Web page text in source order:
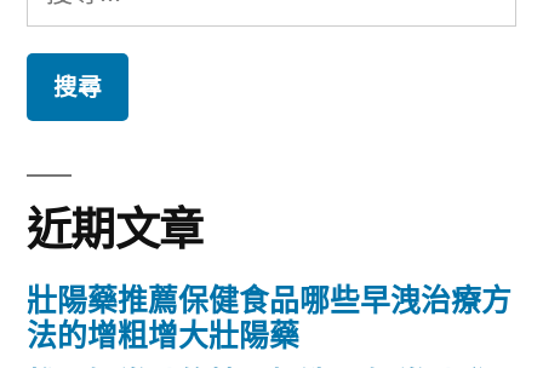
分
尋
鍵
字:
近期文章
壯陽藥推薦保健食品哪些早洩治療方
法的增粗增大壯陽藥